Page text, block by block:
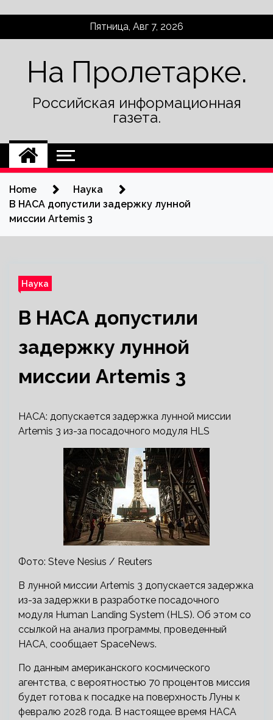
Пятница, Авг 7, 2026
На Пролетарке.
Российская информационная
газета.
Home
Наука
В НАСА допустили задержку лунной
миссии Artemis 3
Наука
В НАСА допустили
задержку лунной
миссии Artemis 3
НАСА: допускается задержка лунной миссии
Artemis 3 из-за посадочного модуля HLS
Фото: Steve Nesius / Reuters
В лунной миссии Artemis 3 допускается задержка
из-за задержки в разработке посадочного
модуля Human Landing System (HLS). Об этом со
ссылкой на анализ программы, проведенный
НАСА, сообщает SpaceNews.
По данным американского космического
агентства, с вероятностью 70 процентов миссия
будет готова к посадке на поверхность Луны к
февралю 2028 года. В настоящее время НАСА